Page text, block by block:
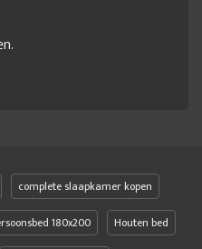
complete slaapkamer kopen
180x200
Houten bed